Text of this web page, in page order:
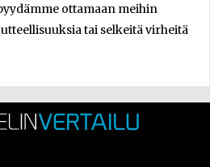
ottamaan meihin
tai selkeitä virheitä